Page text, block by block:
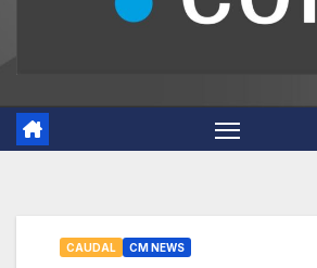
CAUDAL CM NEWS